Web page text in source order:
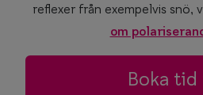
reflexer från exempelvis snö,
om
Boka